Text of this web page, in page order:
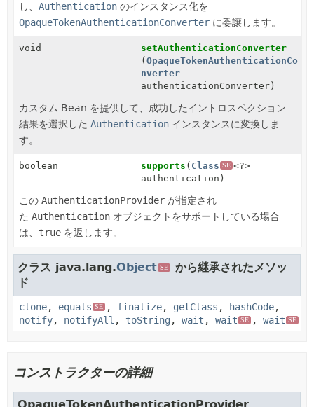
し、 Authentication のインスタンス化を
OpaqueTokenAuthenticationConverter に委譲します。
void
setAuthenticationConverter
(OpaqueTokenAuthenticationCo
nverter
authenticationConverter)
カスタム Bean を提供して、成功したイントロスペクション
結果を選択した Authentication インスタンスに変換しま
す。
boolean supports ( Class SE <?>
authentication)
この AuthenticationProvider が指定され
た Authentication オブジェクトをサポートしている場合
は、 true を返します。
クラス java.lang.Object SE
から継承されたメソッ
ド
clone, equals SE , finalize, getClass , hashCode,
notify, notifyAll , toString , wait , wait SE , wait SE
コンストラクターの詳細